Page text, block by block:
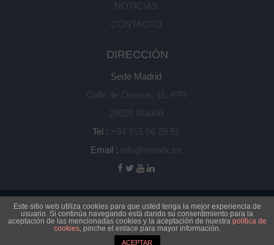
NOTICIAS
CONTACTO
DIRECCIÓN
Sede Madrid
Calle de Orense, 11, 4ºPl
28020 Madrid
Tel : +34 915 56 29 51
Email : info@vmark.es
Aviso Legal|Política de cookies| Política de Privacidad|
Información adicional de Política de Protección de Datos|
Copyright 2025
Este sitio web utiliza cookies para que usted tenga la mejor experiencia de
usuario. Si continúa navegando está dando su consentimiento para la
aceptación de las mencionadas cookies y la aceptación de nuestra política de
cookies, pinche el enlace para mayor información.
ACEPTAR